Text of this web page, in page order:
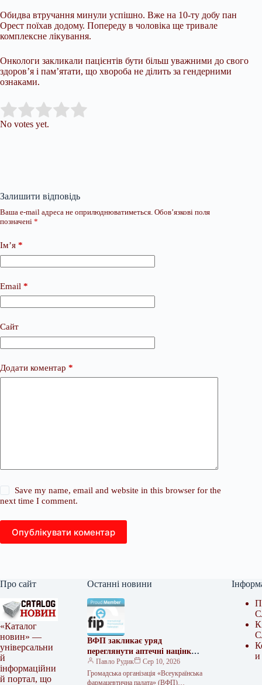
Обидва втручання минули успішно. Вже на 10-ту добу пан
Орест поїхав додому. Попереду в чоловіка ще тривале
комплексне лікування.
Онкологи закликали пацієнтів бути більш уважними до свого
здоров’я і пам’ятати, що хвороба не ділить за гендерними
ознаками.
Rate this item:
No votes yet.
Залишити відповідь
Ваша e-mail адреса не оприлюднюватиметься. Обов’язкові поля
позначені *
Ім’я *
Email *
Сайт
Додати коментар *
Save my name, email and website in this browser for the
next time I comment.
Опублікувати коментар
Про сайт
«Каталог
новин» —
універсальни
й
інформаційни
й портал, що
Останні новини
ВФП закликає уряд
переглянути аптечні націнки
під час війни
Павло Рудик
Сер 10, 2026
Громадська організація «Всеукраїнська
фармацевтична палата» (ВФП)
и